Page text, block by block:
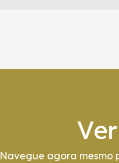
Navegue agora mesmo